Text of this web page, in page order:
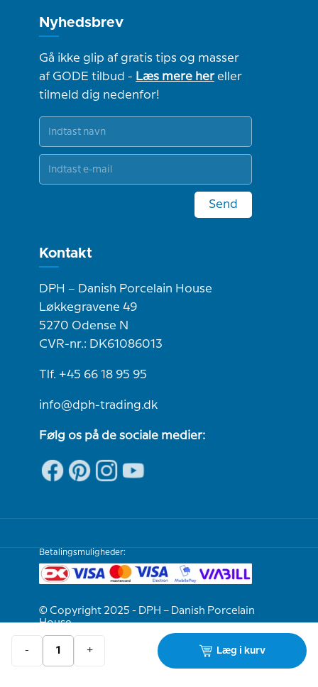
- + Læg i kurv
Nyhedsbrev
Gå ikke glip af gratis tips og masser
af GODE tilbud - Læs mere hereller
tilmeld dig nedenfor!
Send
Kontakt
DPH – Danish Porcelain House
Løkkegravene 49
5270 Odense N
CVR-nr.: DK61086013
Tlf. +45 66 18 95 95
info@dph-trading.dk
Følg os på de sociale medier:
Betalingsmuligheder:
© Copyright 2025 - DPH – Danish Porcelain
House